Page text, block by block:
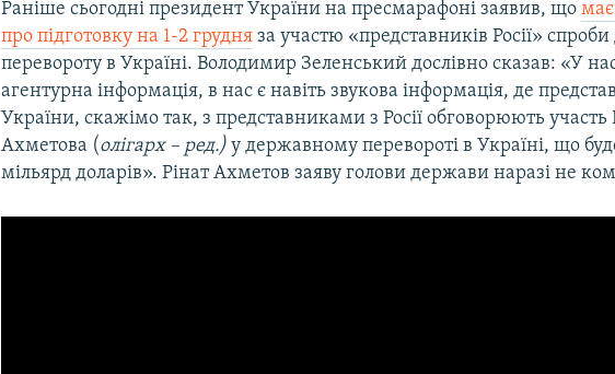
Раніше сьогодні президент України на пресмарафоні заявив, що
про підготовку на 1-2 грудня за участю «представників Росії»
перевороту в Україні. Володимир Зеленський дослівно сказав: «У
агентурна інформація, в нас є навіть звукова інформація, де
України, скажімо так, з представниками з Росії обговорюють участь
Ахметова (олігарх – ред.)у державному перевороті в Україні, що
мільярд доларів». Рінат Ахметов заяву голови держави наразі не